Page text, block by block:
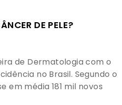
DE PELE?
de Dermatologia com o
no Brasil. Segundo o
em média 181 mil novos